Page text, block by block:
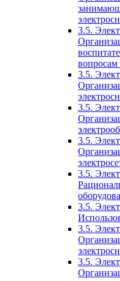
3.5.
вопросам
3.5.
3.5.
3.5.
3.5.
3.5.
3.5.
3.5.